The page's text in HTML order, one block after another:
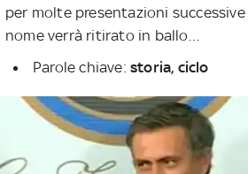
per molte presentazioni successive
nome verrà ritirato in ballo…
Parole chiave: storia, ciclo